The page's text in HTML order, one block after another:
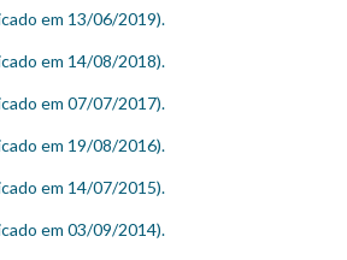
em 13/06/2019).
em 14/08/2018).
em 07/07/2017).
em 19/08/2016).
em 14/07/2015).
em 03/09/2014).